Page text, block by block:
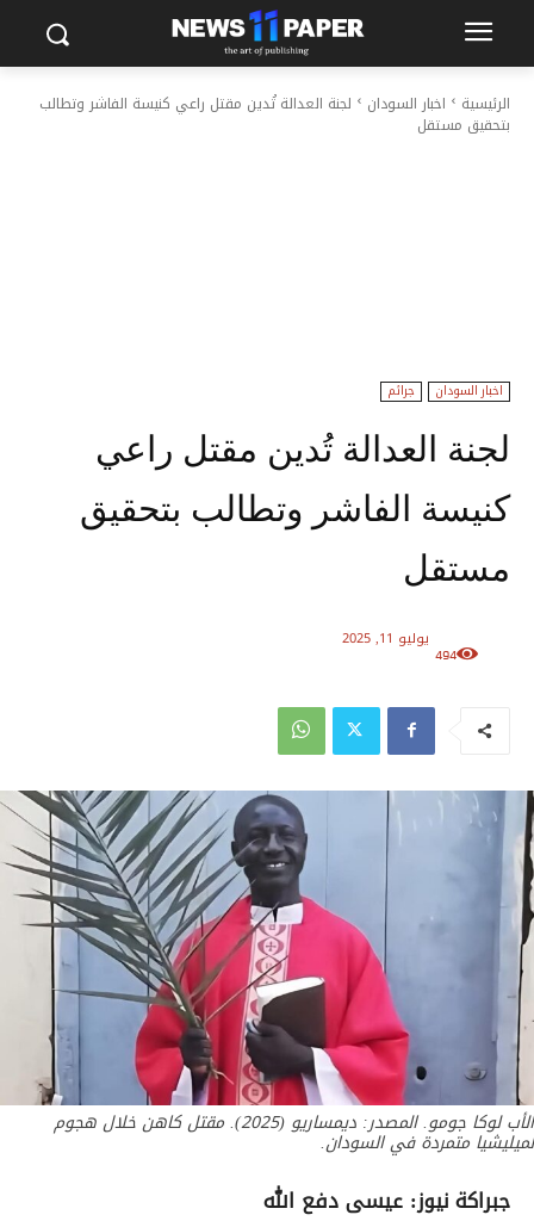
الرئيسية اخبار السودان
لجنة العدالة تُدين مقتل راعي كنيسة الفاشر وتطالب
بتحقيق مستقل
اخبار السودان جرائم
لجنة العدالة تُدين مقتل راعي
كنيسة الفاشر وتطالب بتحقيق
مستقل
يوليو 11, 2025
494
الأب لوكا جومو. المصدر: ديمساريو (2025). مقتل كاهن خلال هجوم
لميليشيا متمردة في السودان.
جبراكة نيوز: عيسى دفع الله